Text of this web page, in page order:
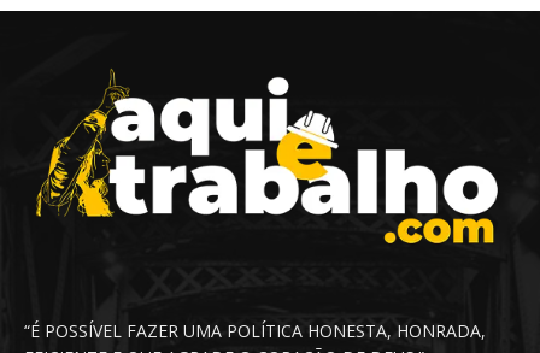
“É POSSÍVEL FAZER UMA POLÍTICA HONESTA, HONRADA,